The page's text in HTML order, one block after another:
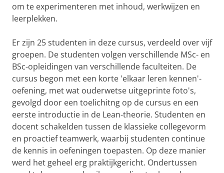
om te experimenteren met inhoud, werkwijzen en
leerplekken.
Er zijn 25 studenten in deze cursus, verdeeld over vijf
groepen. De studenten volgen verschillende MSc- en
BSc-opleidingen van verschillende faculteiten. De
cursus begon met een korte 'elkaar leren kennen'-
oefening, met wat ouderwetse uitgeprinte foto's,
gevolgd door een toelichitng op de cursus en een
eerste introductie in de Lean-theorie. Studenten en
docent schakelden tussen de klassieke collegevorm
en proactief teamwerk, waarbij studenten continue
de kennis in oefeningen toepasten. Op deze manier
werd het geheel erg praktijkgericht. Ondertussen